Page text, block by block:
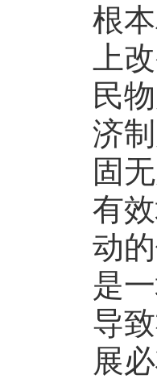
根
上
民
济
固
有
动
是
导
展